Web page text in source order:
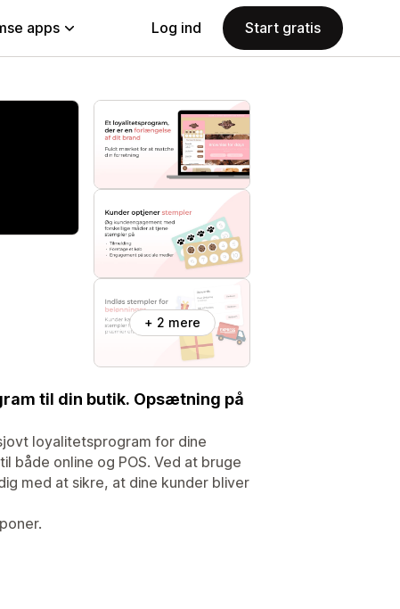
apps Log ind Start gratis
+ 2 mere
til din butik. Opsætning på
loyalitetsprogram for dine
online og POS. Ved at bruge
med at sikre, at dine kunder bliver